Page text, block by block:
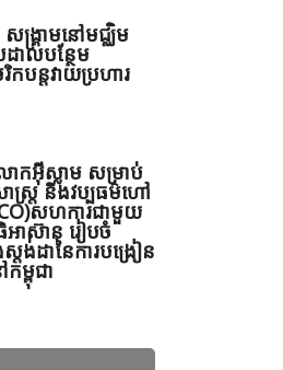
ង្គ្រាមនៅមជ្ឈិម
ាលបន្ថែម
កបន្តវាយប្រហារ
ោកអ៊ីស្លាម សម្រាប់
ាស្ត្រ និងវប្បធម៌ហៅ
សហការជាមួយ
អាស៊ាន រៀបចំ
ង់ដានៃការបង្រៀន
ម្ពុជា